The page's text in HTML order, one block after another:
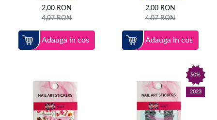
2,00 RON
4,07RON
Adauga in cos
2,00 RON
4,07RON
Adauga in cos
50%
2023